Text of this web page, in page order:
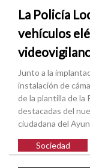
La Policía
vehículos
Junto a la
instalación de
de la plantilla de la
destacadas del
ciudadana del
Sociedad